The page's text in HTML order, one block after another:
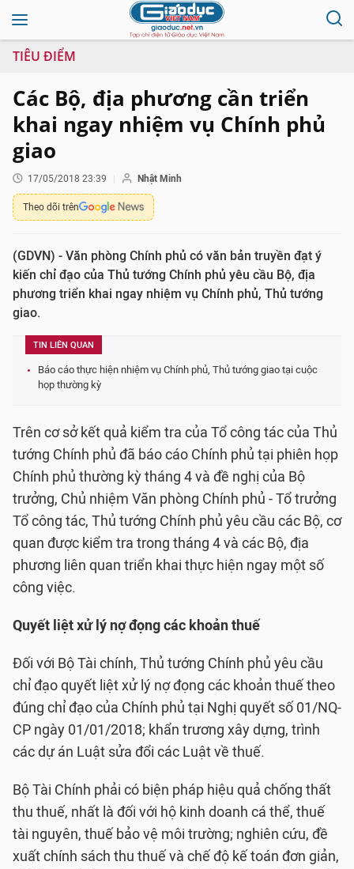
TIÊU ĐIỂM
Các Bộ, địa phương cần triển
khai ngay nhiệm vụ Chính phủ
giao
17/05/2018 23:39 Nhật Minh
Theo dõi trên
(GDVN) - Văn phòng Chính phủ có văn bản truyền đạt ý
kiến chỉ đạo của Thủ tướng Chính phủ yêu cầu Bộ, địa
phương triển khai ngay nhiệm vụ Chính phủ, Thủ tướng
giao.
TIN LIÊN QUAN
Báo cáo thực hiện nhiệm vụ Chính phủ, Thủ tướng giao tại cuộc
họp thường kỳ
Trên cơ sở kết quả kiểm tra của Tổ công tác của Thủ
tướng Chính phủ đã báo cáo Chính phủ tại phiên họp
Chính phủ thường kỳ tháng 4 và đề nghị của Bộ
trưởng, Chủ nhiệm Văn phòng Chính phủ - Tổ trưởng
Tổ công tác, Thủ tướng Chính phủ yêu cầu các Bộ, cơ
quan được kiểm tra trong tháng 4 và các Bộ, địa
phương liên quan triển khai thực hiện ngay một số
công việc.
Quyết liệt xử lý nợ đọng các khoản thuế
Đối với Bộ Tài chính, Thủ tướng Chính phủ yêu cầu
chỉ đạo quyết liệt xử lý nợ đọng các khoản thuế theo
đúng chỉ đạo của Chính phủ tại Nghị quyết số 01/NQ-
CP ngày 01/01/2018; khẩn trương xây dựng, trình
các dự án Luật sửa đổi các Luật về thuế.
Bộ Tài Chính phải có biện pháp hiệu quả chống thất
thu thuế, nhất là đối với hộ kinh doanh cá thể, thuế
tài nguyên, thuế bảo vệ môi trường; nghiên cứu, đề
xuất chính sách thu thuế và chế độ kế toán đơn giản,